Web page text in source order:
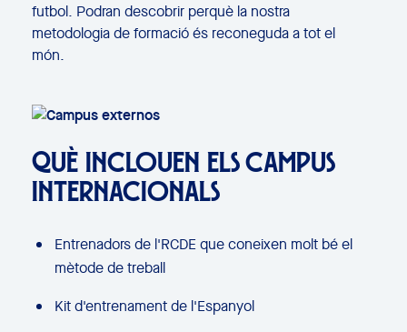
futbol. Podran descobrir perquè la nostra
metodologia de formació és reconeguda a tot el
món.
QUÈ INCLOUEN ELS CAMPUS
INTERNACIONALS
Entrenadors de l'RCDE que coneixen molt bé el
mètode de treball
Kit d'entrenament de l'Espanyol